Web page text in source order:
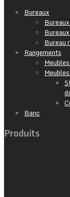
Bureaux
Bureau
Rangements
Banc
Produits